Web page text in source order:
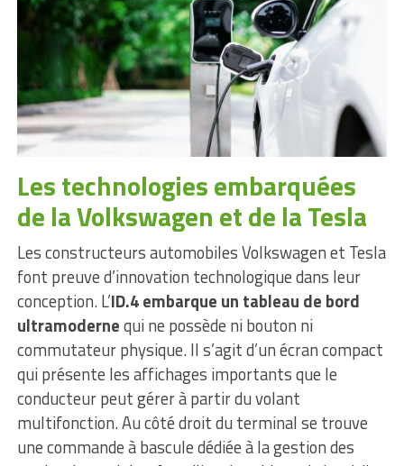
Les technologies embarquées
de la Volkswagen et de la Tesla
Les constructeurs automobiles Volkswagen et Tesla
font preuve d’innovation technologique dans leur
conception. L’ID.4 embarque un tableau de bord
ultramodernequi ne possède ni bouton ni
commutateur physique. Il s’agit d’un écran compact
qui présente les affichages importants que le
conducteur peut gérer à partir du volant
multifonction. Au côté droit du terminal se trouve
une commande à bascule dédiée à la gestion des